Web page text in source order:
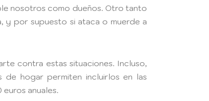
nosotros como dueños. Otro tanto
y por supuesto si ataca o muerde a
contra estas situaciones. Incluso,
de hogar permiten incluirlos en las
euros anuales.